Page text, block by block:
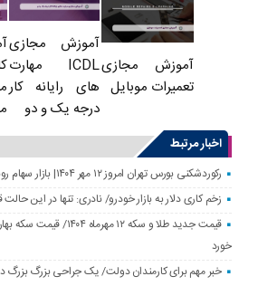
آموزش مجازی
تعمیرات موبایل
آموزش مجازی
ICDL مهارت
های رایانه کار
درجه یک و دو
اخبار مرتبط
رکوردشکنی بورس تهران امروز ۱۲ مهر ۱۴۰۴| بازار سهام رونق گرفت
زخم کاری دلار به بازار خودرو/ نادری: تنها در این
خورد
خبر مهم برای کارمندان دولت/ یک جراحی بزرگ